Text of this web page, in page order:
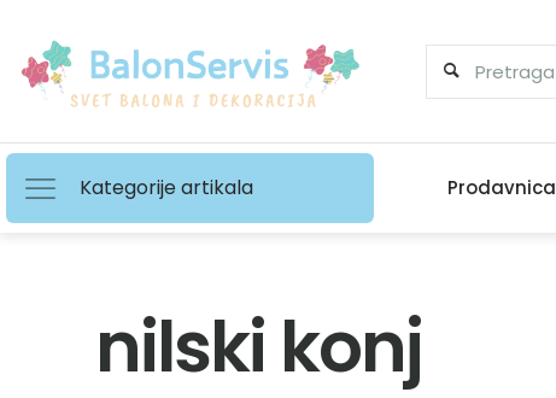
Kategorije artikala Prodavnica
nilski konj